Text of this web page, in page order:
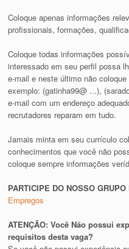
Coloque apenas informações
profissionais, formações,
Coloque todas informações
interessado em seu perfil possa
e-mail e neste último não
exemplo: (gatinha99@ ...),
e-mail com um endereço
recrutadores reparam em tudo.
Jamais minta em seu currículo
conhecimentos que você não
coloque sempre informações
PARTICIPE DO NOSSO
Empregos
ATENÇÃO: Você Não possui
requisitos desta vaga?